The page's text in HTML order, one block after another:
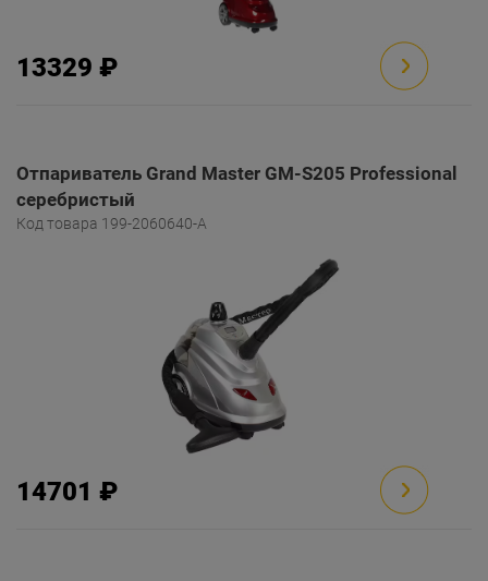
13329 ₽
Отпариватель Grand Master GM-S205 Professional
серебристый
Код товара 199-2060640-A
14701 ₽